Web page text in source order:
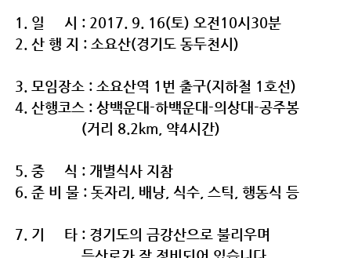
1. 일 시 : 2017. 9. 16(토) 오전10시30분
2. 산 행 지 : 소요산(경기도 동두천시)
3. 모임장소 : 소요산역 1번 출구(지하철 1호선)
4. 산행코스 : 상백운대-하백운대-의상대-공주봉
(거리 8.2km, 약4시간)
5. 중 식 : 개별식사 지참
6. 준 비 물 : 돗자리, 배낭, 식수, 스틱, 행동식 등
7. 기 타 : 경기도의 금강산으로 불리우며